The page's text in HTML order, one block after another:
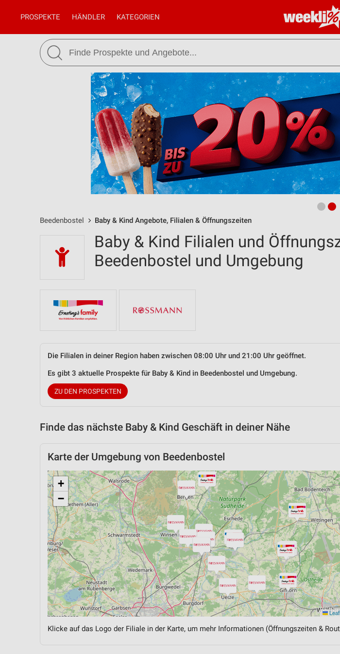
PROSPEKTE HÄNDLER KATEGORIEN
Beedenbostel Baby & Kind Angebote, Filialen & Öffnungszeiten
Baby & Kind Filialen und
Beedenbostel und Umgebung
Die Filialen in deiner Region haben zwischen 08:00 Uhr und 21:00 Uhr geöffnet.
Es gibt 3 aktuelle Prospekte für Baby & Kind in Beedenbostel und Umgebung.
ZU DEN PROSPEKTEN
Finde das nächste Baby & Kind Geschäft in deiner Nähe
Karte der Umgebung von Beedenbostel
+
−
Klicke auf das Logo der Filiale in der Karte, um mehr Informationen (Öffnungszeiten &